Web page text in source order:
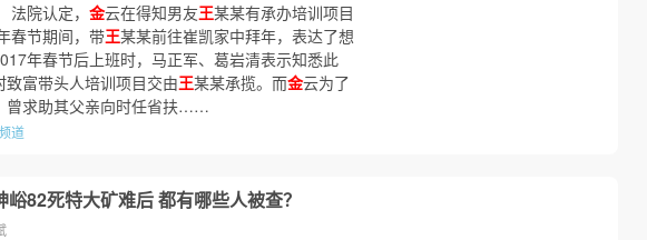
院认定， 金云在得知男友王某某有承办培训项目
春节期间，带王某某前往崔凯家中拜年，表达了想
年春节后上班时，马正军、葛岩清表示知悉此
富带头人培训项目交由王某某承揽。而金云为了
曾求助其父亲向时任省扶……
道
82死特大矿难后 都有哪些人被查？